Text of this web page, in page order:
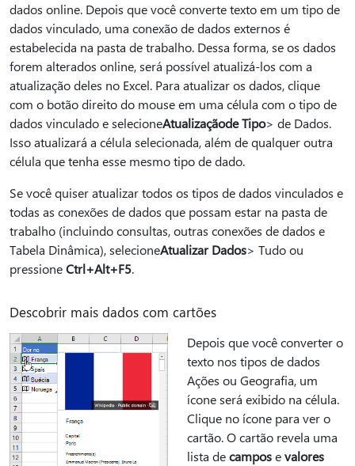
dados online. Depois que você converte texto em um tipo de
dados vinculado, uma conexão de dados externos é
estabelecida na pasta de trabalho. Dessa forma, se os dados
forem alterados online, será possível atualizá-los com a
atualização deles no Excel. Para atualizar os dados, clique
com o botão direito do mouse em uma célula com o tipo de
dados vinculado e selecioneAtualizaçãode Tipo> de Dados.
Isso atualizará a célula selecionada, além de qualquer outra
célula que tenha esse mesmo tipo de dado.
Se você quiser atualizar todos os tipos de dados vinculados e
todas as conexões de dados que possam estar na pasta de
trabalho (incluindo consultas, outras conexões de dados e
Tabela Dinâmica), selecioneAtualizar Dados> Tudo ou
pressioneCtrl+Alt+F5.
Descobrir mais dados com cartões
Depois que você converter o
texto nos tipos de dados
Ações ou Geografia, um
ícone será exibido na célula.
Clique no ícone para ver o
cartão. O cartão revela uma
lista decamposevalores